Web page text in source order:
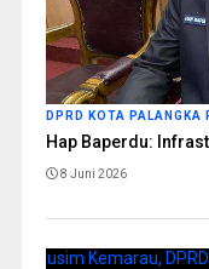
DPRD KOTA PALANGKA
Hap Baperdu:
8 Juni 2026